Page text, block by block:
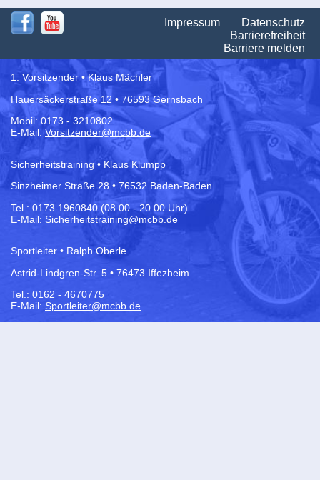
Impressum
Datenschutz
Barrierefreiheit
Barriere melden
1. Vorsitzender • Klaus Mächler
Hauersäckerstraße 12 • 76593 Gernsbach
Mobil: 0173 - 3210802
E-Mail:Vorsitzender@mcbb.de
Sicherheitstraining • Klaus Klumpp
Sinzheimer Straße 28 • 76532 Baden-Baden
Tel.: 0173 1960840 (08.00 - 20.00 Uhr)
E-Mail: Sicherheitstraining@mcbb.de
Sportleiter • Ralph Oberle
Astrid-Lindgren-Str. 5 • 76473 Iffezheim
Tel.: 0162 - 4670775
E-Mail: Sportleiter@mcbb.de